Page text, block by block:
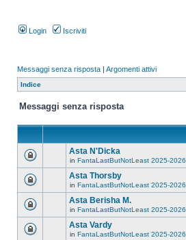
Login Iscriviti
Messaggi senza risposta | Argomenti attivi
Indice
Messaggi senza risposta
Asta N'Dicka
in FantaLastButNotLeast 2025-2026
Asta Thorsby
in FantaLastButNotLeast 2025-2026
Asta Berisha M.
in FantaLastButNotLeast 2025-2026
Asta Vardy
in FantaLastButNotLeast 2025-2026